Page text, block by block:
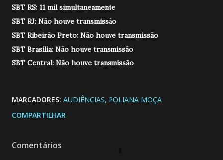
SBT RS: 11 mil simultaneamente
SBT RJ: Não houve transmissão
SBT Ribeirão Preto: Não houve transmissão
SBT Brasília: Não houve transmissão
SBT Central: Não houve transmissão
MARCADORES: AUDIÊNCIAS POLIANA MOÇA
COMPARTILHAR
Comentários